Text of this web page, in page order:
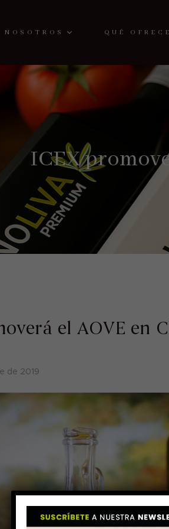
NOSOTROS QUÉ
ICEX
el AOVE en
de 2019